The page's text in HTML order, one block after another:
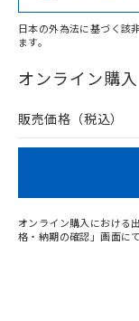
在庫等で未対応
問い合わせくださ
日本の外為法に基づく該
ます。
オンライン購入
販売価格（税込）
オンライン購入における
格・納期の確認」画面に